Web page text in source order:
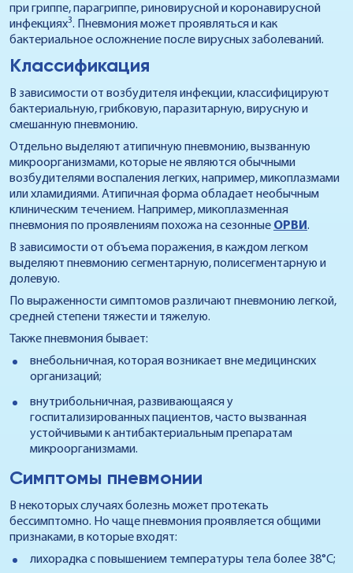
при гриппе, парагриппе, риновирусной и коронавирусной
инфекциях3. Пневмония может проявляться и как
бактериальное осложнение после вирусных заболеваний.
Классификация
В зависимости от возбудителя инфекции, классифицируют
бактериальную, грибковую, паразитарную, вирусную и
смешанную пневмонию.
Отдельно выделяют атипичную пневмонию, вызванную
микроорганизмами, которые не являются обычными
возбудителями воспаления легких, например, микоплазмами
или хламидиями. Атипичная форма обладает необычным
клиническим течением. Например, микоплазменная
пневмония по проявлениям похожа на сезонные ОРВИ.
В зависимости от объема поражения, в каждом легком
выделяют пневмонию сегментарную, полисегментарную и
долевую.
По выраженности симптомов различают пневмонию легкой,
средней степени тяжести и тяжелую.
Также пневмония бывает:
внебольничная, которая возникает вне медицинских
организаций;
внутрибольничная, развивающаяся у
госпитализированных пациентов, часто вызванная
устойчивыми к антибактериальным препаратам
микроорганизмами.
Симптомы пневмонии
В некоторых случаях болезнь может протекать
бессимптомно. Но чаще пневмония проявляется общими
признаками, в которые входят:
лихорадка с повышением температуры тела более 38°C;